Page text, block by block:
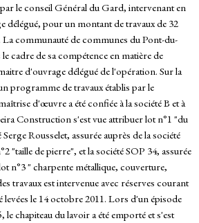
le conseil Général du Gard, intervenant en
délégué, pour un montant de travaux de 32
communauté de communes du Pont-du-
cadre de sa compétence en matière de
d'ouvrage délégué de l'opération. Sur la
programme de travaux établis par le
d'œuvre a été confiée à la société B et à
Construction s'est vue attribuer lot n°1 "du
Rousselet, assurée auprès de la société
"taille de pierre", et la société SOP 34, assurée
n°3 " charpente métallique, couverture,
travaux est intervenue avec réserves courant
levées le 14 octobre 2011. Lors d'un épisode
le chapiteau du lavoir a été emporté et s'est